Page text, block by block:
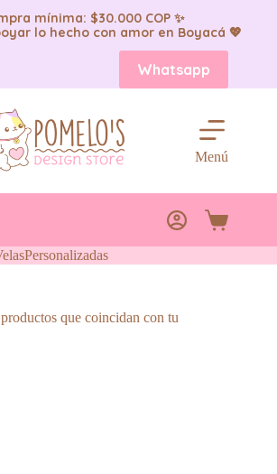
mínima: $30.000 COP ✨
lo hecho con amor en Boyacá 💖
Whatsapp
Menú
Carro
que coincidan con tu